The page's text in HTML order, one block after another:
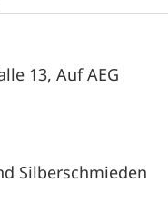
13, Auf AEG
Silberschmieden